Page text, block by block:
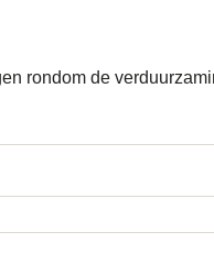
rondom de